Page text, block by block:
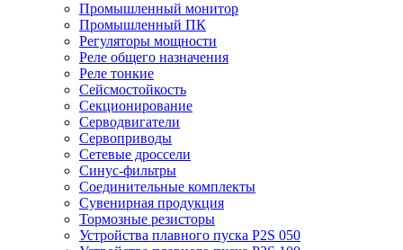
Промышленный монитор
Промышленный ПК
Регуляторы мощности
Реле общего назначения
Реле тонкие
Сейсмостойкость
Секционирование
Серводвигатели
Сервоприводы
Сетевые дроссели
Синус-фильтры
Соединительные комплекты
Сувенирная продукция
Тормозные резисторы
Устройства плавного пуска P2S 050